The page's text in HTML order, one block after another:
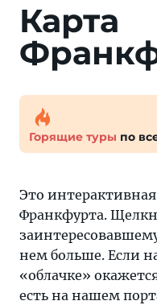
Карта
Горящие туры по
Это
Франкфурта.
нем больше. Если
«облачке»
есть на нашем